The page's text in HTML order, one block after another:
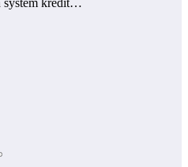
system kredit…